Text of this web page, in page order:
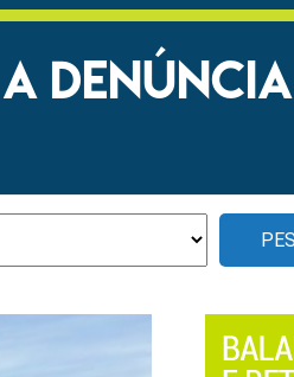
DENÚNCIA